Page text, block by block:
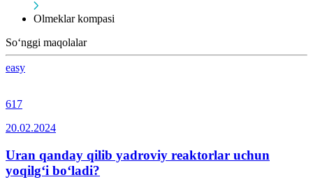
Olmeklar kompasi
So‘nggi maqolalar
easy
617
20.02.2024
Uran qanday qilib yadroviy reaktorlar uchun
yoqilg‘i bo‘ladi?